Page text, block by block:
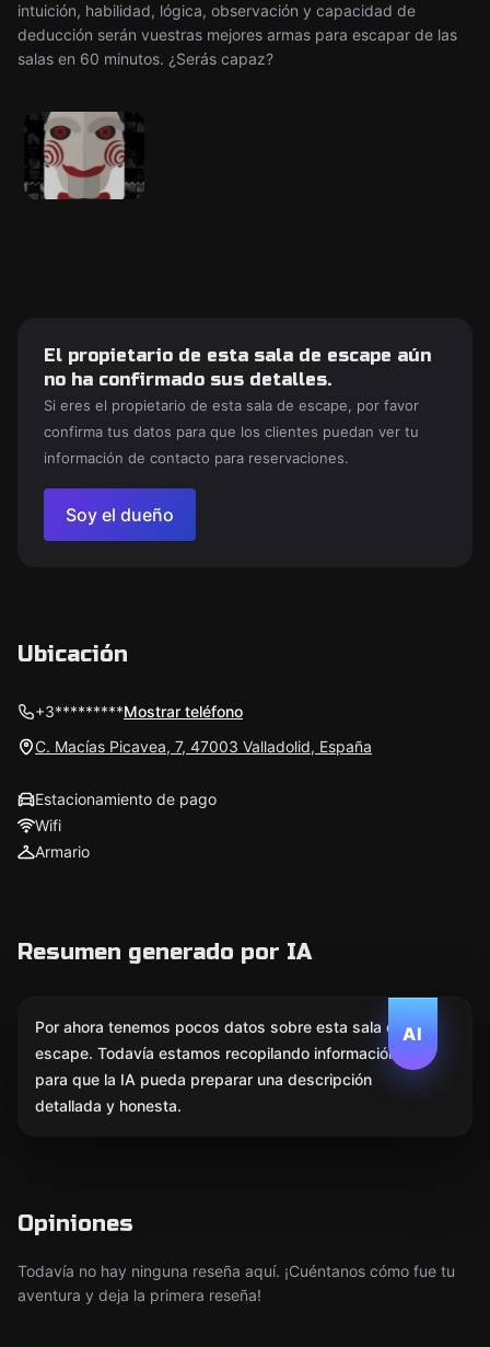
intuición, habilidad, lógica, observación y capacidad de
deducción serán vuestras mejores armas para escapar de las
salas en 60 minutos. ¿Serás capaz?
El propietario de esta sala de escape aún
no ha confirmado sus detalles.
Si eres el propietario de esta sala de escape, por favor
confirma tus datos para que los clientes puedan ver tu
información de contacto para reservaciones.
Soy el dueño
Ubicación
+3*********Mostrar teléfono
C. Macías Picavea, 7, 47003 Valladolid, España
Estacionamiento de pago
Wifi
Armario
Resumen generado por IA
AI
Por ahora tenemos pocos datos sobre esta sala de
escape. Todavía estamos recopilando información
para que la IA pueda preparar una descripción
detallada y honesta.
Opiniones
Todavía no hay ninguna reseña aquí. ¡Cuéntanos cómo fue tu
aventura y deja la primera reseña!